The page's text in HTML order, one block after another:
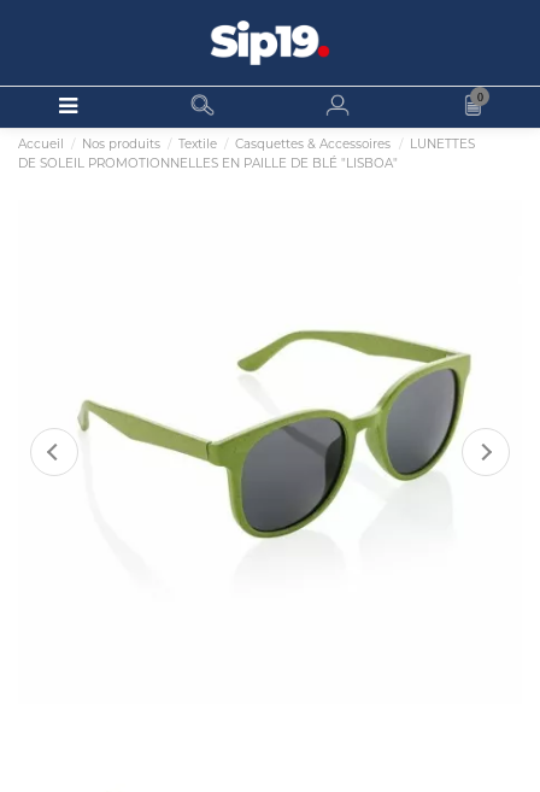
0
Accueil Nos produits Textile Casquettes & Accessoires
LUNETTES
DE SOLEIL PROMOTIONNELLES EN PAILLE DE BLÉ "LISBOA"